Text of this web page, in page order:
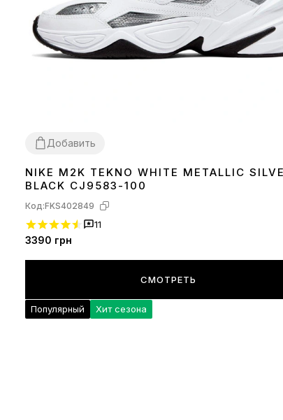
Добавить
3639 40 4142 43 4445
NIKE M2K TEKNO WHITE METALLIC
BLACK CJ9583-100
Код:FKS402849
11
3390 грн
СМОТРЕТЬ
Популярный Хит сезона